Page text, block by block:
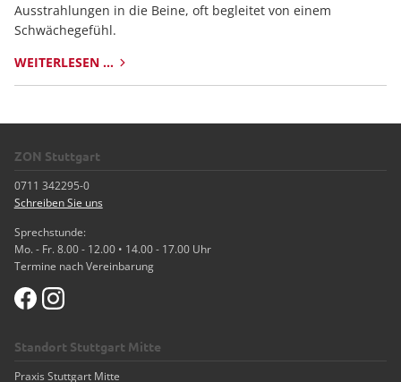
Ausstrahlungen in die Beine, oft begleitet von einem
Schwächegefühl.
WEITERLESEN …
SPINALKANALSTENOSE
DER
ZON Stuttgart
0711 342295-0
Schreiben Sie uns
Sprechstunde:
Mo. - Fr. 8.00 - 12.00 • 14.00 - 17.00 Uhr
Termine nach Vereinbarung
Standort Stuttgart Mitte
Praxis Stuttgart Mitte